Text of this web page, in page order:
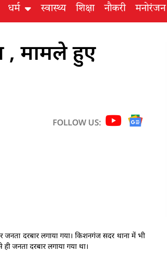
धर्म स्वास्थ्य शिक्षा नौकरी मनोरंजन
, मामले हुए
FOLLOW US:
दरबार लगाया गया। किशनगंज सदर थाना में भी
जनता दरबार लगाया गया था।